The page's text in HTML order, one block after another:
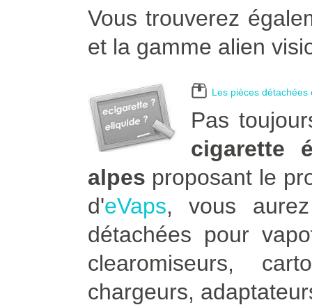
Vous trouverez
et la gamme alien
Les pièces détachées
Pas
cigarette
alpes proposant le
d'eVaps, vous
détachées pour
clearomiseurs,
chargeurs,